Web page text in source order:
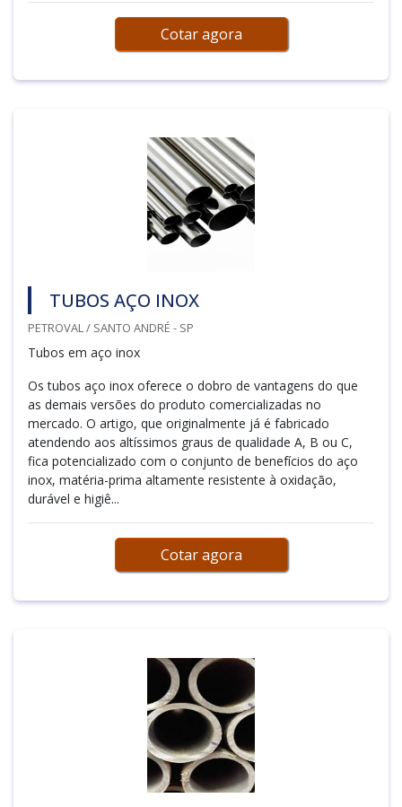
Cotar agora
TUBOS AÇO INOX
PETROVAL / SANTO ANDRÉ - SP
Tubos em aço inox
Os tubos aço inox oferece o dobro de vantagens do que
as demais versões do produto comercializadas no
mercado. O artigo, que originalmente já é fabricado
atendendo aos altíssimos graus de qualidade A, B ou C,
fica potencializado com o conjunto de benefícios do aço
inox, matéria-prima altamente resistente à oxidação,
durável e higiê...
Cotar agora